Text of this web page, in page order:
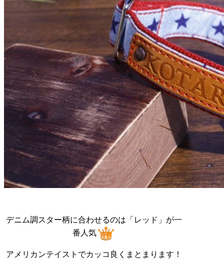
デニム調スター柄に合わせるのは「レッド」が一
番人気
アメリカンテイストでカッコ良くまとまります！